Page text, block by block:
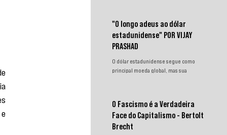
"O longo adeus ao dólar
estadunidense" POR VIJAY
PRASHAD
O dólar estadunidense segue como
principal moeda global, mas sua
impulsionam a desdolarização. O
processo, porém, é gradual e exige
novas instituições financeiras capazes
O Fascismo é a Verdadeira
Face do Capitalismo - Bertolt
Brecht